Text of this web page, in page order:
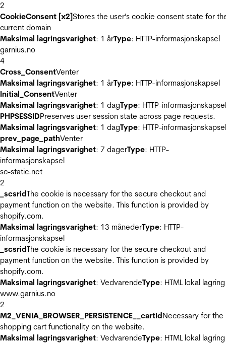
2
CookieConsent [x2]Stores the user's cookie consent state for
current domain
Maksimal lagringsvarighet: 1 årType: HTTP-informasjonskapsel
garnius.no
4
Cross_ConsentVenter
Maksimal lagringsvarighet: 1 årType: HTTP-informasjonskapsel
Initial_ConsentVenter
Maksimal lagringsvarighet: 1 dagType: HTTP-informasjonskapsel
PHPSESSIDPreserves user session state across page requests.
Maksimal lagringsvarighet: 1 dagType: HTTP-informasjonskapsel
prev_page_pathVenter
Maksimal lagringsvarighet: 7 dagerType: HTTP-
informasjonskapsel
sc-static.net
2
_scsridThe cookie is necessary for the secure checkout and
payment function on the website. This function is provided by
shopify.com.
Maksimal lagringsvarighet: 13 månederType: HTTP-
informasjonskapsel
_scsridThe cookie is necessary for the secure checkout and
payment function on the website. This function is provided by
shopify.com.
Maksimal lagringsvarighet: VedvarendeType: HTML lokal lagring
www.garnius.no
2
M2_VENIA_BROWSER_PERSISTENCE__cartIdNecessary for the
shopping cart functionality on the website.
Maksimal lagringsvarighet: VedvarendeType: HTML lokal lagring